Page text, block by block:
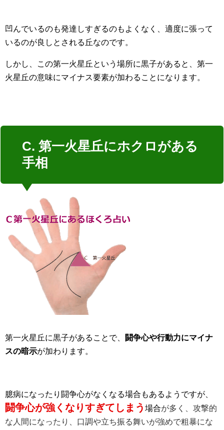
凹んでいるのも発達しすぎるのもよくなく、適度に張って
いるのが良しとされる丘なのです。
しかし、この第一火星丘という場所に黒子があると、第一
火星丘の意味にマイナス要素が加わることになります。
C. 第一火星丘にホクロがある
手相
第一火星丘に黒子があることで、
闘争心や行動力にマイナ
スの暗示が加わります。
臆病になったり闘争心がなくなる場合もあるようですが、
闘争心が強くなりすぎてしまう 場合が多く、攻撃的
な人間になったり、口調や立ち振る舞いが強めで粗暴にな